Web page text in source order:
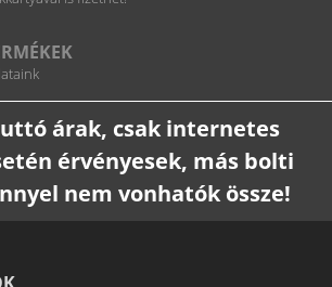
árak, csak internetes
érvényesek, más bolti
nem vonhatók össze!